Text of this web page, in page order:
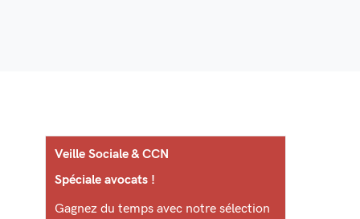
Veille Sociale & CCN
Spéciale avocats !
Gagnez du temps avec notre sélection